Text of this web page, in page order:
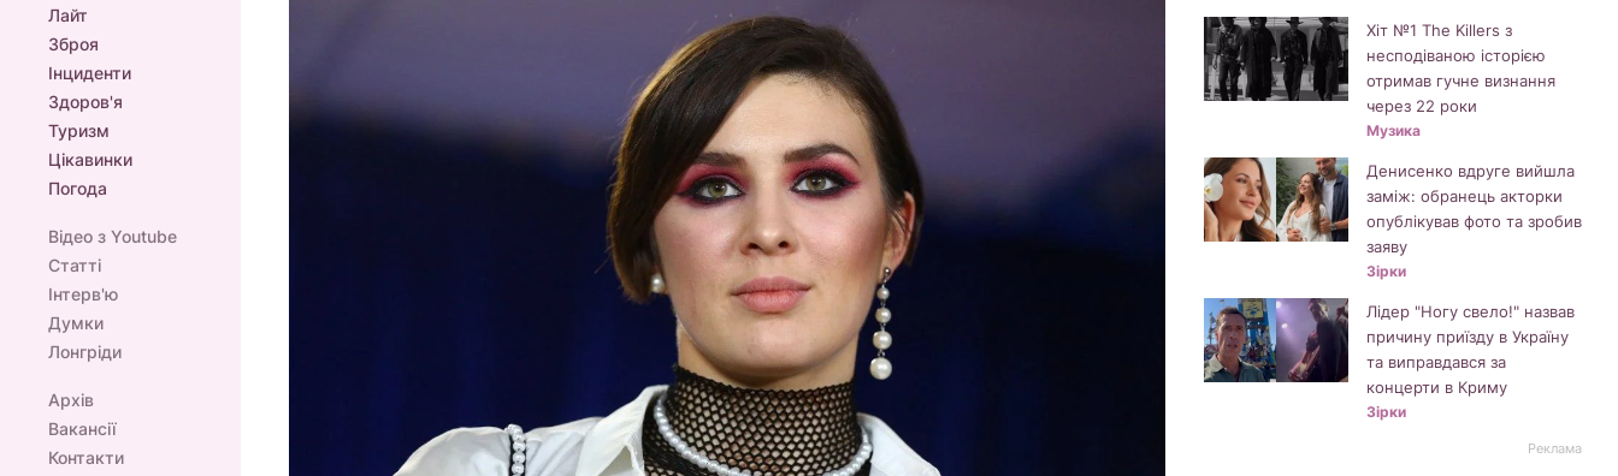
Лайт
Зброя
Інциденти
Здоров'я
Туризм
Цікавинки
Погода
Відео з Youtube
Статті
Інтерв'ю
Думки
Лонгріди
Архів
Вакансії
Контакти
Хіт №1 The Killers з
несподіваною історією
отримав гучне визнання
через 22 роки
Музика
Денисенко вдруге вийшла
заміж: обранець акторки
опублікував фото та зробив
заяву
Зірки
Лідер "Ногу свело!" назвав
причину приїзду в Україну
та виправдався за
концерти в Криму
Зірки
Реклама